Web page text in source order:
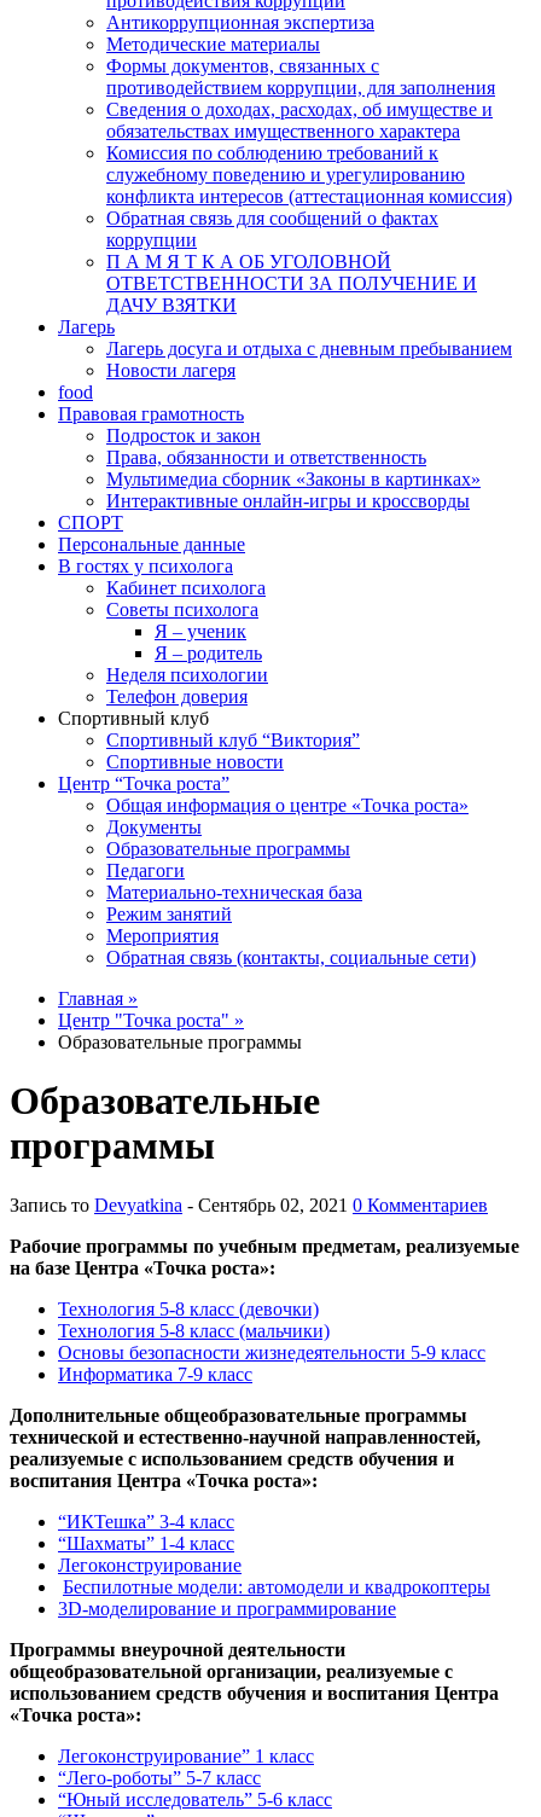
Антикоррупционная экспертиза
Методические материалы
Формы документов, связанных с
противодействием коррупции, для заполнения
Сведения о доходах, расходах, об имуществе и
обязательствах имущественного характера
Комиссия по соблюдению требований к
служебному поведению и урегулированию
конфликта интересов (аттестационная комиссия)
Обратная связь для сообщений о фактах
коррупции
П А М Я Т К А ОБ УГОЛОВНОЙ
ОТВЕТСТВЕННОСТИ ЗА ПОЛУЧЕНИЕ И
ДАЧУ ВЗЯТКИ
Лагерь
Лагерь досуга и отдыха с дневным пребыванием
Новости лагеря
food
Правовая грамотность
Подросток и закон
Права, обязанности и ответственность
Мультимедиа сборник «Законы в картинках»
Интерактивные онлайн-игры и кроссворды
СПОРТ
Персональные данные
В гостях у психолога
Кабинет психолога
Советы психолога
Я – ученик
Я – родитель
Неделя психологии
Телефон доверия
Спортивный клуб
Спортивный клуб “Виктория”
Спортивные новости
Центр “Точка роста”
Общая информация о центре «Точка роста»
Документы
Образовательные программы
Педагоги
Материально-техническая база
Режим занятий
Мероприятия
Обратная связь (контакты, социальные сети)
Главная »
Центр "Точка роста" »
Образовательные программы
Образовательные
программы
Запись то Devyatkina - Сентябрь 02, 2021 0 Комментариев
Рабочие программы по учебным предметам, реализуемые
на базе Центра «Точка роста»:
Технология 5-8 класс (девочки)
Технология 5-8 класс (мальчики)
Основы безопасности жизнедеятельности 5-9 класс
Информатика 7-9 класс
Дополнительные общеобразовательные программы
технической и естественно-научной направленностей,
реализуемые с использованием средств обучения и
воспитания Центра «Точка роста»:
“ИКТешка” 3-4 класс
“Шахматы” 1-4 класс
Легоконструирование
Беспилотные модели: автомодели и квадрокоптеры
3D-моделирование и программирование
Программы внеурочной деятельности
общеобразовательной организации, реализуемые с
использованием средств обучения и воспитания Центра
«Точка роста»:
Легоконструирование” 1 класс
“Лего-роботы” 5-7 класс
“Юный исследователь” 5-6 класс